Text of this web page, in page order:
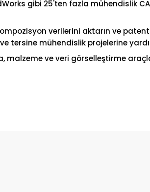
gibi 25'ten fazla mühendislik
verilerini aktarın ve
tersine mühendislik projelerine
malzeme ve veri görselleştirme